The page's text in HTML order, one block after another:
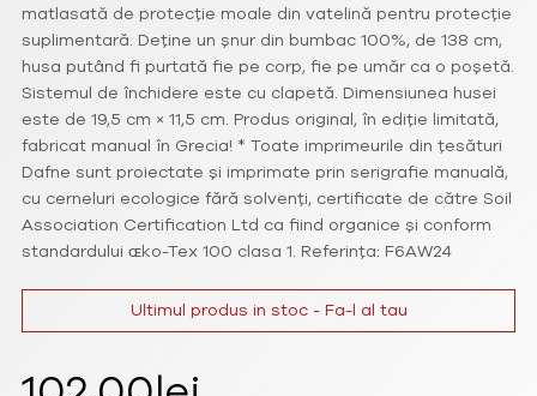
matlasată de protecție moale din vatelină pentru protecție
suplimentară. Deține un șnur din bumbac 100%, de 138 cm,
husa putând fi purtată fie pe corp, fie pe umăr ca o poșetă.
Sistemul de închidere este cu clapetă. Dimensiunea husei
este de 19,5 cm × 11,5 cm. Produs original, în ediție limitată,
fabricat manual în Grecia! * Toate imprimeurile din țesături
Dafne sunt proiectate și imprimate prin serigrafie manuală,
cu cerneluri ecologice fără solvenți, certificate de către Soil
Association Certification Ltd ca fiind organice și conform
standardului ɶko-Tex 100 clasa 1. Referința: F6AW24
Ultimul produs in stoc - Fa-l al tau